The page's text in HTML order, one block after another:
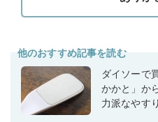
他のおすすめ記事を読む
ダイソーで
かかと」か
力派なやすり